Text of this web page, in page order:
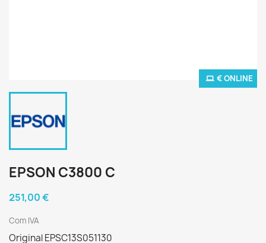
€ ONLINE
EPSON C3800 C
251,00 €
Com IVA
Original EPSC13S051130